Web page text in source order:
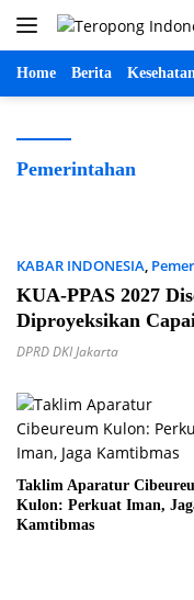
Langsung
Home Berita
Pemerintahan
KABAR INDONESIA,
KUA-PPAS 2027
Diproyeksikan
DPRD DKI Jakarta
Taklim Aparatur
Kulon: Perkuat Iman,
Kamtibmas